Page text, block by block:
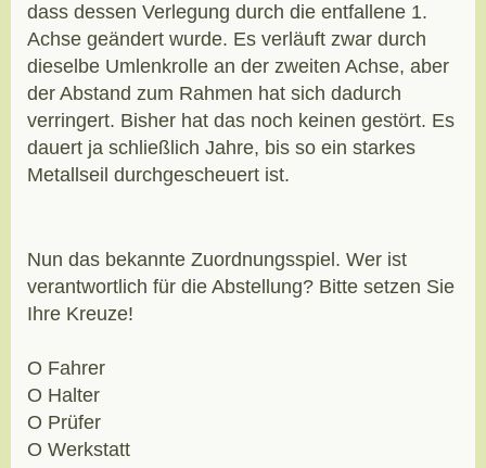
dass dessen Verlegung durch die entfallene 1.
Achse geändert wurde. Es verläuft zwar durch
dieselbe Umlenkrolle an der zweiten Achse, aber
der Abstand zum Rahmen hat sich dadurch
verringert. Bisher hat das noch keinen gestört. Es
dauert ja schließlich Jahre, bis so ein starkes
Metallseil durchgescheuert ist.
Nun das bekannte Zuordnungsspiel. Wer ist
verantwortlich für die Abstellung? Bitte setzen Sie
Ihre Kreuze!
O Fahrer
O Halter
O Prüfer
O Werkstatt